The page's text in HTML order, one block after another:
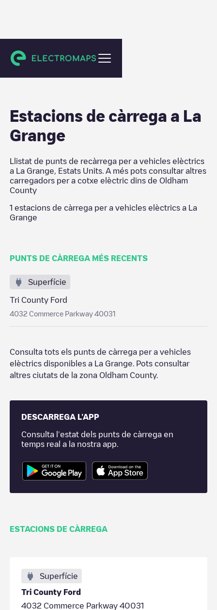
Oldham County
Estacions de càrrega a La
Grange
Llistat de punts de recàrrega per a vehicles elèctrics
a
La Grange Estats Units . A més pots consultar altres
carregadors per a cotxe elèctric dins de Oldham
County
1 estacions de càrrega per a vehicles elèctrics a
La
Grange
PUNTS DE CÀRREGA MÉS RECENTS
Superfície
Tri County Ford
4032 Commerce Parkway 40031
Consulta tots els punts de càrrega per a vehicles
elèctrics disponibles a
La Grange . Pots consultar
altres ciutats de la zona Oldham County.
DESCARREGA L'APP
Consulta l'estat dels punts de càrrega en
temps real a la nostra app.
ESTACIONS DE CÀRREGA
Superfície
Tri County Ford
4032 Commerce Parkway 40031